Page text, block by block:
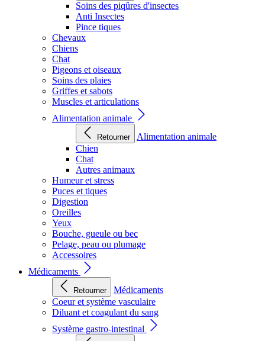
Soins des piqûres d'insectes
Anti Insectes
Pince tiques
Chevaux
Chiens
Chat
Pigeons et oiseaux
Soins des plaies
Griffes et sabots
Muscles et articulations
Alimentation animale
Retourner
Alimentation animale
Chien
Chat
Autres animaux
Humeur et stress
Puces et tiques
Digestion
Oreilles
Yeux
Bouche, gueule ou bec
Pelage, peau ou plumage
Accessoires
Médicaments
Retourner
Médicaments
Coeur et système vasculaire
Diluant et coagulant du sang
Système gastro-intestinal